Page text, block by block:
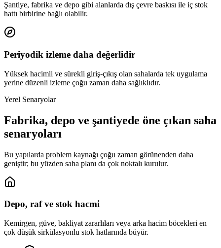
Şantiye, fabrika ve depo gibi alanlarda dış çevre baskısı ile iç stok
hattı birbirine bağlı olabilir.
Periyodik izleme daha değerlidir
Yüksek hacimli ve sürekli giriş-çıkış olan sahalarda tek uygulama
yerine düzenli izleme çoğu zaman daha sağlıklıdır.
Yerel Senaryolar
Fabrika, depo ve şantiyede öne çıkan saha
senaryoları
Bu yapılarda problem kaynağı çoğu zaman görünenden daha
geniştir; bu yüzden saha planı da çok noktalı kurulur.
Depo, raf ve stok hacmi
Kemirgen, güve, bakliyat zararlıları veya arka hacim böcekleri en
çok düşük sirkülasyonlu stok hatlarında büyür.